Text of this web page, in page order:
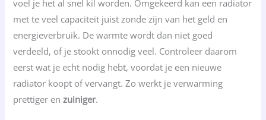
voel je het al snel kil worden. Omgekeerd kan een radiator
met te veel capaciteit juist zonde zijn van het geld en
energieverbruik. De warmte wordt dan niet goed
verdeeld, of je stookt onnodig veel. Controleer daarom
eerst wat je echt nodig hebt, voordat je een nieuwe
radiator koopt of vervangt. Zo werkt je verwarming
prettiger enzuiniger.